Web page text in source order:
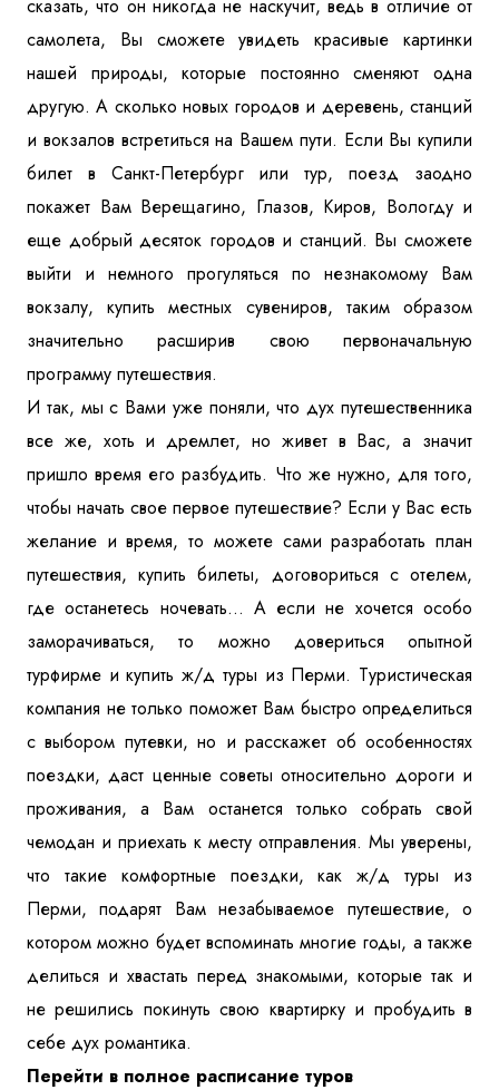
сказать, что он никогда не наскучит, ведь в отличие от
самолета, Вы сможете увидеть красивые картинки
нашей природы, которые постоянно сменяют одна
другую. А сколько новых городов и деревень, станций
и вокзалов встретиться на Вашем пути. Если Вы купили
билет в Санкт-Петербург или тур, поезд заодно
покажет Вам Верещагино, Глазов, Киров, Вологду и
еще добрый десяток городов и станций. Вы сможете
выйти и немного прогуляться по незнакомому Вам
вокзалу, купить местных сувениров, таким образом
значительно расширив свою первоначальную
программу путешествия.
И так, мы с Вами уже поняли, что дух путешественника
все же, хоть и дремлет, но живет в Вас, а значит
пришло время его разбудить. Что же нужно, для того,
чтобы начать свое первое путешествие? Если у Вас есть
желание и время, то можете сами разработать план
путешествия, купить билеты, договориться с отелем,
где останетесь ночевать... А если не хочется особо
заморачиваться, то можно довериться опытной
турфирме и купить ж/д туры из Перми. Туристическая
компания не только поможет Вам быстро определиться
с выбором путевки, но и расскажет об особенностях
поездки, даст ценные советы относительно дороги и
проживания, а Вам останется только собрать свой
чемодан и приехать к месту отправления. Мы уверены,
что такие комфортные поездки, как ж/д туры из
Перми, подарят Вам незабываемое путешествие, о
котором можно будет вспоминать многие годы, а также
делиться и хвастать перед знакомыми, которые так и
не решились покинуть свою квартирку и пробудить в
себе дух романтика.
Перейти в полное расписание туров